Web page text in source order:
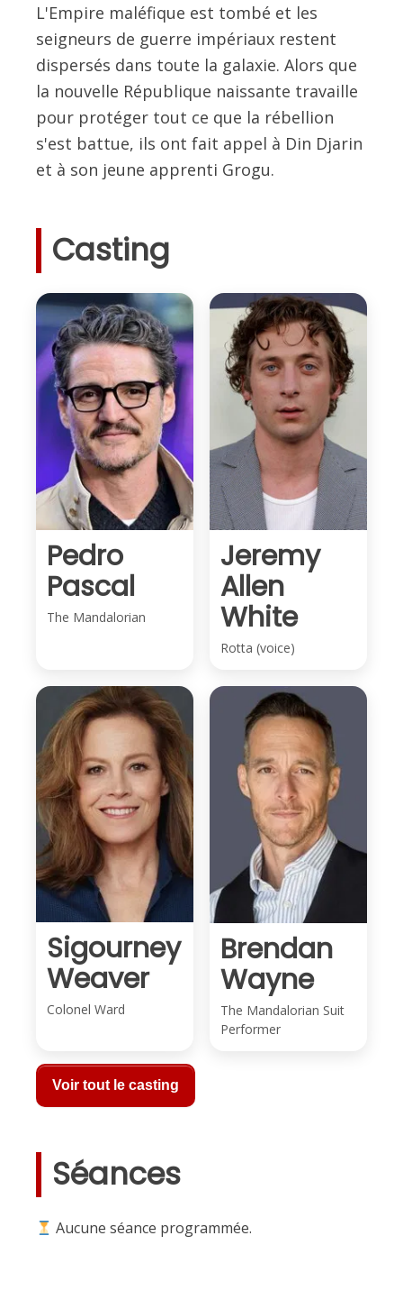
L'Empire maléfique est tombé et les
seigneurs de guerre impériaux restent
dispersés dans toute la galaxie. Alors que
la nouvelle République naissante travaille
pour protéger tout ce que la rébellion
s'est battue, ils ont fait appel à Din Djarin
et à son jeune apprenti Grogu.
Casting
Pedro
Pascal
The Mandalorian
Jeremy
Allen
White
Rotta (voice)
Sigourney
Weaver
Colonel Ward
Brendan
Wayne
The Mandalorian Suit
Performer
Voir tout le casting
Séances
Aucune séance programmée.